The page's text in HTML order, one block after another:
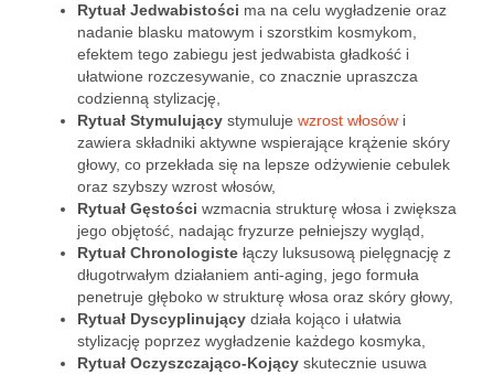
Rytuał Jedwabistości ma na celu wygładzenie oraz
nadanie blasku matowym i szorstkim kosmykom,
efektem tego zabiegu jest jedwabista gładkość i
ułatwione rozczesywanie, co znacznie upraszcza
codzienną stylizację,
Rytuał Stymulujący stymuluje wzrost włosów i
zawiera składniki aktywne wspierające krążenie skóry
głowy, co przekłada się na lepsze odżywienie cebulek
oraz szybszy wzrost włosów,
Rytuał Gęstości wzmacnia strukturę włosa i zwiększa
jego objętość, nadając fryzurze pełniejszy wygląd,
Rytuał Chronologiste łączy luksusową pielęgnację z
długotrwałym działaniem anti-aging, jego formuła
penetruje głęboko w strukturę włosa oraz skóry głowy,
Rytuał Dyscyplinujący działa kojąco i ułatwia
stylizację poprzez wygładzenie każdego kosmyka,
Rytuał Oczyszczająco-Kojący skutecznie usuwa